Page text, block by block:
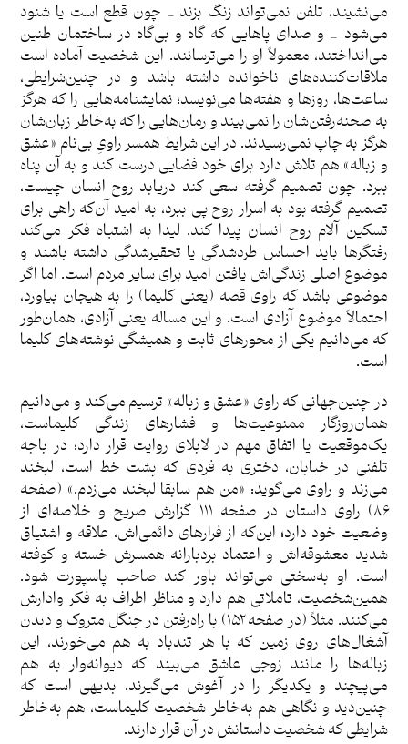
می‌نشیند، تلفن نمی‌تواند زنگ بزند _ چون قطع است یا شنود
می‌شود _ و صدای پاهایی که گاه و بی‌گاه در ساختمان طنین
می‌انداختند، معمولاً او را می‌ترسانند. این شخصیت آماده است
ملاقات‌کننده‌های ناخوانده داشته باشد و در چنین‌شرایطی،
ساعت‌ها، روزها و هفته‌ها می‌نویسد؛ نمایشنامه‌هایی را که هرگز
به صحنه‌رفتن‌شان را نمی‌بیند و رمان‌هایی را که به‌خاطر زبان‌شان
هرگز به چاپ نمی‌رسیدند. در این شرایط همسر راویِ بی‌نام «عشق
و زباله» هم تلاش دارد برای خود فضایی درست کند و به آن پناه
ببرد. چون تصمیم گرفته سعی کند دریابد روح انسان چیست،
تصمیم گرفته بود به اسرار روح پی ببرد، به امید آن‌که راهی برای
تسکین آلام روح انسان پیدا کند. لیدا به اشتباه فکر می‌کند
رفتگرها باید احساس طردشدگی یا تحقیرشدگی داشته باشند و
موضوع اصلی زندگی‌اش یافتن امید برای سایر مردم است. اما اگر
موضوعی باشد که راوی قصه (یعنی کلیما) را به هیجان بیاورد،
احتمالاً موضوع آزادی است. و این مساله یعنی آزادی، همان‌طور
که می‌دانیم یکی از محورهای ثابت و همیشگی نوشته‌های کلیما
است.
در چنین‌جهانی که راوی «عشق و زباله» ترسیم می‌کند و می‌دانیم
همان‌روزگار ممنوعیت‌ها و فشارهای زندگی کلیماست،
یک‌موقعیت یا اتفاق مهم در لابلای روایت قرار دارد؛ در باجه
تلفنی در خیابان، دختری به فردی که پشت خط است، لبخند
می‌زند و راوی می‌گوید: «من هم سابقا لبخند می‌زدم.» (صفحه
۸۶) راوی داستان در صفحه ۱۱۱ گزارش صریح و خلاصه‌ای از
وضعیت خود دارد؛ این‌که از فرارهای دائمی‌اش، علاقه و اشتیاق
شدید معشوقه‌اش و اعتماد بردبارانه همسرش خسته و کوفته
است. او به‌سختی می‌تواند باور کند صاحب پاسپورت شود.
همین‌شخصیت، تاملاتی هم دارد و مناظر اطراف به فکر وادارش
می‌کنند. مثلاً (در صفحه ۱۵۲) با راه‌رفتن در جنگل متروک و دیدن
آشغال‌های روی زمین که با هر تندباد به هم می‌خورند، این
زباله‌ها را مانند زوجی عاشق می‌بیند که دیوانه‌وار به هم
می‌پیچند و یکدیگر را در آغوش می‌گیرند. بدیهی است که
چنین‌دید و نگاهی هم به‌خاطر شخصیت کلیماست، هم به‌خاطر
شرایطی که شخصیت داستانش در آن قرار دارند.